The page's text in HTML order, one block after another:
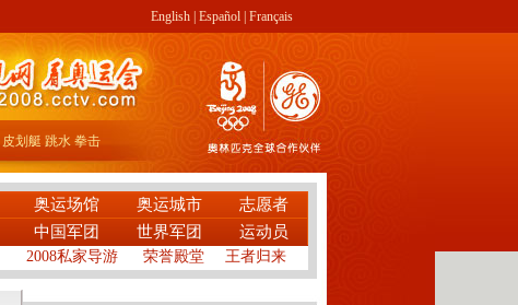
English Español Français
皮划艇 跳水 拳击
奥运场馆 奥运城市
志愿者
中国军团 世界军团 运动员
2008私家导游 荣誉殿堂 王者归来